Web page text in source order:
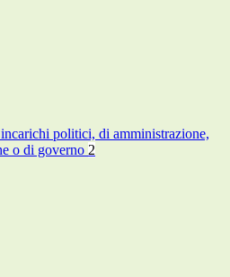
politici, di amministrazione,
o di governo 2